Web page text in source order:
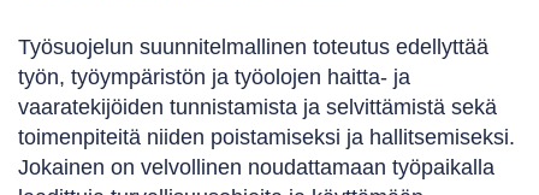
Työsuojelun suunnitelmallinen toteutus edellyttää
työn, työympäristön ja työolojen haitta- ja
vaaratekijöiden tunnistamista ja selvittämistä sekä
toimenpiteitä niiden poistamiseksi ja hallitsemiseksi.
Jokainen on velvollinen noudattamaan työpaikalla